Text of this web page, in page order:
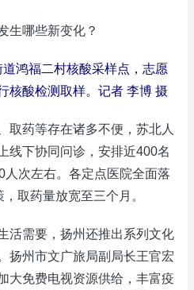
鸿福二村核酸采样点，志愿
核酸检测取样。记者 李博 摄
药等存在诸多不便，苏北人
线下协同问诊，安排近400名
人次左右。各定点医院全面落
取药量放宽至三个月。
需要，扬州还推出系列文化
扬州市文广旅局副局长王官宏
大免费电视资源供给，丰富疫